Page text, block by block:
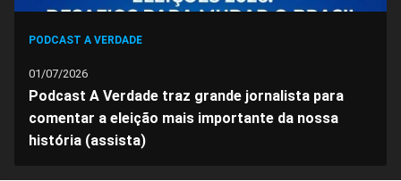
PODCAST A VERDADE
01/07/2026
Podcast A Verdade traz grande jornalista para
comentar a eleição mais importante da nossa
história (assista)